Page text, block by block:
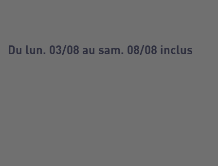
Du lun. 03/08 au sam. 08/08 inclus